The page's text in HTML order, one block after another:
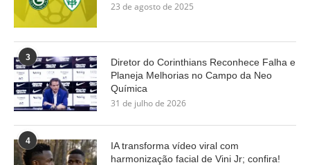
23 de agosto de 2025
3
Diretor do Corinthians Reconhece Falha e
Planeja Melhorias no Campo da Neo
Química
31 de julho de 2026
4
IA transforma vídeo viral com
harmonização facial de Vini Jr; confira!